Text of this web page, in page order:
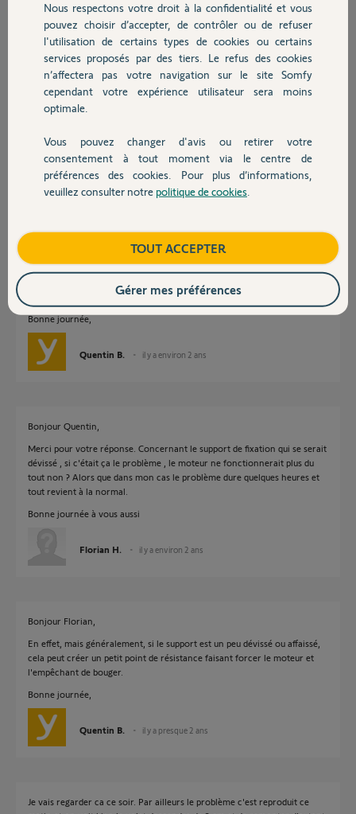
Chauffage
Autres produits
Devis avec un pro
Contact
Merci pour votre aide
Florian H.
il y a environ 2 ans
Participer au fil de discussion
Réponses
Cela me fait penser à un problème de composant, qui à cause de la
chaleur de la journée, a du mal à fonctionner.
Toutefois, je vous invite à vérifier tout de même s'il n'y a pas un support
l'empêchant de tourner.
Bonne journée,
Quentin B. il y a environ 2 ans
Bonjour Quentin,
Merci pour votre réponse. Concernant le support de fixation qui se serait
dévissé , si c'était ça le problème , le moteur ne fonctionnerait plus du
tout non ? Alors que dans mon cas le problème dure quelques heures et
tout revient à la normal.
Bonne journée à vous aussi
Florian H. il y a environ 2 ans
Bonjour Florian,
En effet, mais généralement, si le support est un peu dévissé ou affaissé,
cela peut créer un petit point de résistance faisant forcer le moteur et
l'empêchant de bouger.
Bonne journée,
Quentin B. il y a presque 2 ans
Je vais regarder ca ce soir. Par ailleurs le problème c'est reproduit ce
Nous respectons votre droit à la confidentialité et vous
pouvez choisir d’accepter, de contrôler ou de refuser
l'utilisation de certains types de cookies ou certains
services proposés par des tiers. Le refus des cookies
n’affectera pas votre navigation sur le site Somfy
cependant votre expérience utilisateur sera moins
optimale.
Vous pouvez changer d'avis ou retirer votre
consentement à tout moment via le centre de
préférences des cookies. Pour plus d’informations,
veuillez consulter notre politique de cookies
TOUT ACCEPTER
Gérer mes préférences